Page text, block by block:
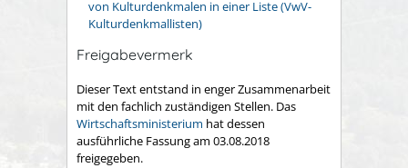
von Kulturdenkmalen in einer Liste (VwV-
Kulturdenkmallisten)
Freigabevermerk
Dieser Text entstand in enger Zusammenarbeit
mit den fachlich zuständigen Stellen. Das
Wirtschaftsministerium hat dessen
ausführliche Fassung am 03.08.2018
freigegeben.